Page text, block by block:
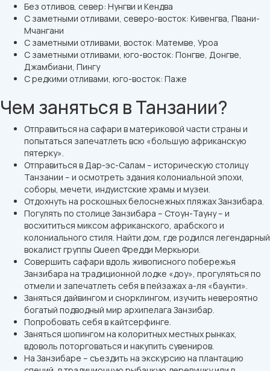
Без отливов, север: Нунгви и Кендва
С заметными отливами, северо-восток: Кивенгва, Пвани-
Мчангани
С заметными отливами, восток: Матемве, Уроа
С заметными отливами, юго-восток: Понгве, Донгве,
Джамбиани, Пингу
С редкими отливами, юго-восток: Паже
Чем заняться в Танзании?
Отправиться на сафари в материковой части страны и
попытаться запечатлеть всю «большую африканскую
пятерку».
Отправиться в Дар-эс-Салам – историческую столицу
Танзании – и осмотреть здания колониальной эпохи,
соборы, мечети, индуистские храмы и музеи.
Отдохнуть на роскошных белоснежных пляжах Занзибара.
Погулять по столице Занзибара – Стоун-Тауну – и
восхититься миксом африканского, арабского и
колониального стиля. Найти дом, где родился легендарный
вокалист группы Queen Фредди Меркьюри.
Совершить сафари вдоль живописного побережья
Занзибара на традиционной лодке «доу», прогуляться по
отмели и запечатлеть себя в пейзажах а-ля «баунти».
Заняться дайвингом и снорклингом, изучить невероятно
богатый подводный мир архипелага Занзибар.
Попробовать себя в кайтсерфинге.
Заняться шопингом на колоритных местных рынках,
вдоволь поторговаться и накупить сувениров.
На Занзибаре – съездить на экскурсию на плантацию